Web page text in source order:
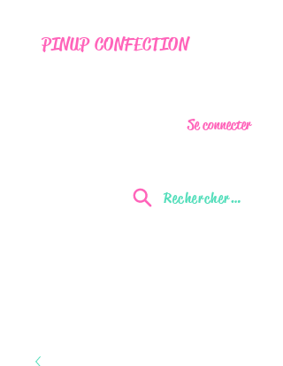
PINUP CONFECTION
Se connecter
Rechercher...